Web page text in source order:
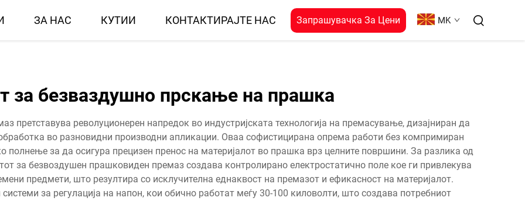
ЗА НАС КУТИИ КОНТАКТИРАЈТЕ НАС Запрашувачка За Цени MK
за безваздушно прскање на прашка
претставува револуционерен напредок во индустријската технологија на премасување, дизајниран да
во разновидни производни апликации. Оваа софистицирана опрема работи без компримиран
полнење за да осигура прецизен пренос на материјалот во прашка врз целните површини. За разлика од
за безвоздушен прашковиден премаз создава контролирано електростатично поле кое ги привлекува
предмети, што резултира со исклучителна еднаквост на премазот и ефикасност на материјалот.
за регулација на напон, кои обично работат меѓу 30-100 киловолти, што создава потребниот